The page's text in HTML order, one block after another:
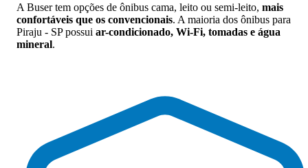
A Buser tem opções de ônibus cama, leito ou semi-leito, mais
confortáveis que os convencionais. A maioria dos ônibus para
Piraju - SP possui ar-condicionado, Wi-Fi, tomadas e água
mineral.